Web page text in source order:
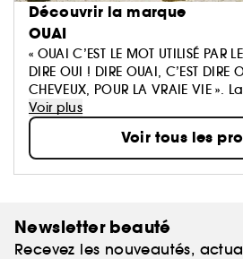
Découvrir la marque
OUAI
« OUAI C’EST LE MOT UTILISÉ PAR
DIRE OUI ! DIRE OUAI, C’EST DIRE
CHEVEUX, POUR LA VRAIE VIE ».
parsemée d’embûches, c’est
pensons que la beauté se doit
salle de bain est en passe de
Voir plus
Voir tous les
Newsletter beauté
Recevez les nouveautés,